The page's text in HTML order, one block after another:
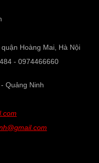
Hoàng Mai, Hà Nội
- 0974466660
Quảng Ninh